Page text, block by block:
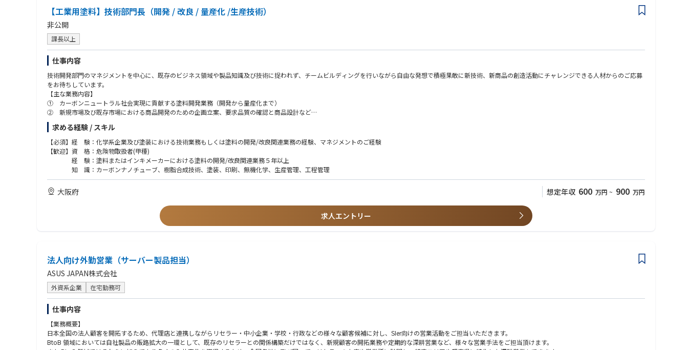
・IT、インターネット、キャリア通信関連業界、教育機関、大学関連もしくは科学機関関連の人脈がある方は優遇
【工業用塗料】技術部門長（開発 / 改良 / 量産化 /生産技術）
非公開
課長以上
仕事内容
技術開発部門のマネジメントを中心に、既存のビジネス領域や製品知識及び技術に捉われず、チームビルディングを行いながら自由な発想で積極果敢に新技術、新商品の創造活動にチャレンジできる人材からのご応募
をお待ちしています。
【主な業務内容】
① カーボンニュートラル社会実現に貢献する塗料開発業務（開発から量産化まで）
② 新規市場及び既存市場における商品開発のための企画立案、要求品質の確認と商品設計など
③ 開発商品の国内外市場導入（海外拠点への技術移管対応含む）
④ 開発技術の環境貢献度合いの可視化活動（LCA策定）
⑤ テクニカルサービス（顧客要望の対応、塗料施工現場対応など）
⑥ 開発チーム、及び部門マネジメント
【当ポジションへの期待】
入社後は各領域の様々な商品開発に必要なビジネス環境や塗料設計、塗装や評価手法を経験とともに構築していただきます。
品開発と市場導入だけでなく、新規技術の構築、社内技術報告、特許取得などを通じ企画力や開発プロセスも併せて発揮していただきたいと考えています。
求める経験 / スキル
【必須】経 験：化学系企業及び塗装における技術業務もしくは塗料の開発/改良関連業務の経験、マネジメントのご経験
【歓迎】資 格：危険物取扱者(甲種)
経 験：塗料またはインキメーカーにおける塗料の開発/改良関連業務５年以上
知 識：カーボンナノチューブ、樹脂合成技術、塗装、印刷、無機化学、生産管理、工程管理
大阪府 想定年収 600 万円 ~ 900 万円
求人エントリー
法人向け外勤営業（サーバー製品担当）
ASUS JAPAN株式会社
外資系企業 在宅勤務可
仕事内容
【業務概要】
日本全国の法人顧客を開拓するため、代理店と連携しながらリセラー・中小企業・学校・行政などの様々な顧客候補に対し、SIer向けの営業活動をご担当いただきます。
BtoB 領域においては自社製品の販路拡大の一環として、既存のリセラーとの関係構築だけではなく、新規顧客の開拓業務や定期的な深耕営業など、様々な営業手法をご担当頂けます。